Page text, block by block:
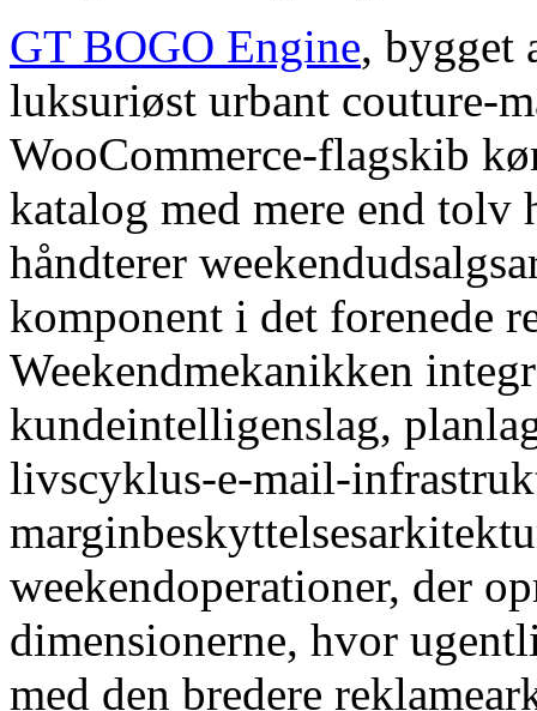
GT BOGO Engine, bygget
luksuriøst urbant couture-
WooCommerce-flagskib
katalog med mere end tolv
håndterer
komponent i det forenede
Weekendmekanikken
kundeintelligenslag,
livscyklus-e-mail-
weekendoperationer, der
dimensionerne, hvor
med den bredere